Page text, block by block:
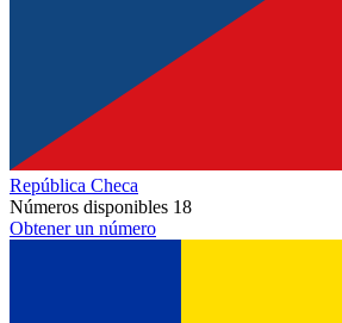
República Checa
Números disponibles 18
Obtener un número